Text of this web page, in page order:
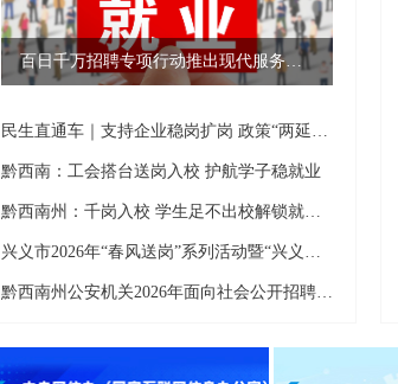
百日千万招聘专项行动推出现代服务等招聘专场
民生直通车｜支持企业稳岗扩岗 政策“两延续一优化”
黔西南：工会搭台送岗入校 护航学子稳就业
黔西南州：千岗入校 学生足不出校解锁就业新机遇
兴义市2026年“春风送岗”系列活动暨“兴义青年 人才夜市”第十六期招聘会举行
黔西南州公安机关2026年面向社会公开招聘警务辅助人员公告